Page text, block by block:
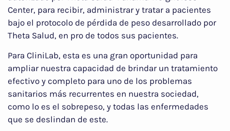
Center, para recibir, administrar y tratar a pacientes
bajo el protocolo de pérdida de peso desarrollado por
Theta Salud, en pro de todos sus pacientes.
Para CliniLab, esta es una gran oportunidad para
ampliar nuestra capacidad de brindar un tratamiento
efectivo y completo para uno de los problemas
sanitarios más recurrentes en nuestra sociedad,
como lo es el sobrepeso, y todas las enfermedades
que se deslindan de este.